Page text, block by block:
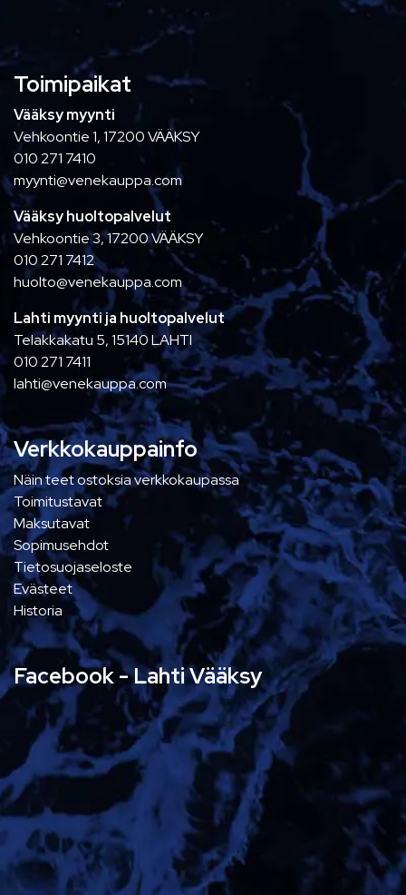
Toimipaikat
Vääksy myynti
Vehkoontie 1, 17200 VÄÄKSY
010 271 7410
myynti@venekauppa.com
Vääksy huoltopalvelut
Vehkoontie 3, 17200 VÄÄKSY
010 271 7412
huolto@venekauppa.com
Lahti myynti ja huoltopalvelut
Telakkakatu 5, 15140 LAHTI
010 271 7411
lahti@venekauppa.com
Verkkokauppainfo
Näin teet ostoksia verkkokaupassa
Toimitustavat
Maksutavat
Sopimusehdot
Tietosuojaseloste
Evästeet
Historia
Facebook - Lahti Vääksy